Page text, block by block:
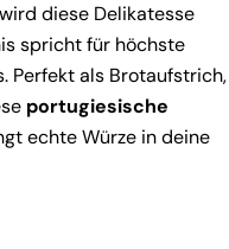
diese Delikatesse
spricht für höchste
Perfekt als Brotaufstrich,
portugiesische
echte Würze in deine